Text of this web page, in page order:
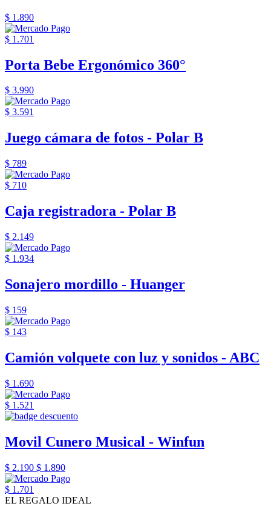
$ 1.890
$ 1.701
Porta Bebe Ergonómico 360°
$ 3.990
$ 3.591
Juego cámara de fotos - Polar B
$ 789
$ 710
Caja registradora - Polar B
$ 2.149
$ 1.934
Sonajero mordillo - Huanger
$ 159
$ 143
Camión volquete con luz y sonidos - ABC
$ 1.690
$ 1.521
Movil Cunero Musical - Winfun
$ 2.190 $ 1.890
$ 1.701
EL REGALO IDEAL